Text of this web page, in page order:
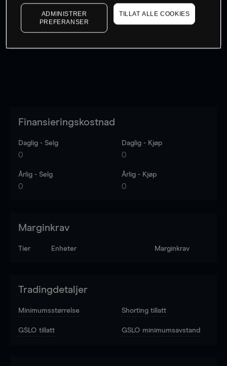
Kursene er veiledende.Log in
Finansieringskostnad
Daglig - Selg
0
Daglig - Kjøp
0
Årlig - Selg
0
Årlig - Kjøp
0
Marginkrav
Tier Enheter Marginkrav
Tradingdetaljer
Minimumsstørrelse Shorting tillatt
GSLO tillatt GSLO minimumsavstand
ADMINISTRER
PREFERANSER
TILLAT ALLE COOKIES